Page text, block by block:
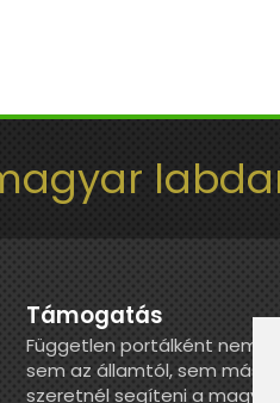
Támogatás
Független portálként nem
sem az államtól, sem más
szeretnél segíteni a